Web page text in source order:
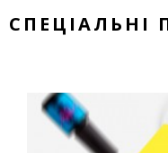
СПЕЦІАЛЬНІ